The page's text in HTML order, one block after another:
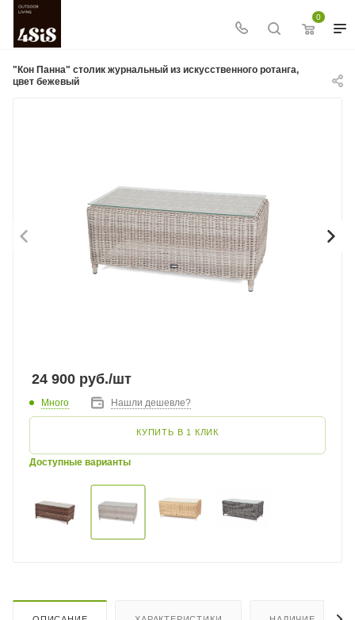
0
"Кон Панна" столик журнальный из искусственного ротанга,
цвет бежевый
24 900 руб./шт
Много Нашли дешевле?
Доступные варианты
КУПИТЬ В 1 КЛИК